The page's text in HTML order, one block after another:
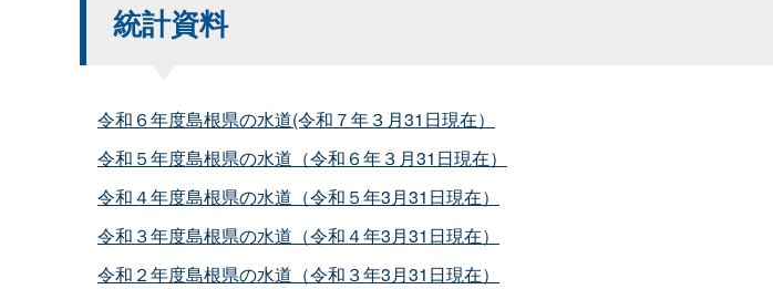
統計資料
令和６年度島根県の水道(令和７年３月31日現在）
令和５年度島根県の水道（令和６年３月31日現在）
令和４年度島根県の水道（令和５年3月31日現在）
令和３年度島根県の水道（令和４年3月31日現在）
令和２年度島根県の水道（令和３年3月31日現在）